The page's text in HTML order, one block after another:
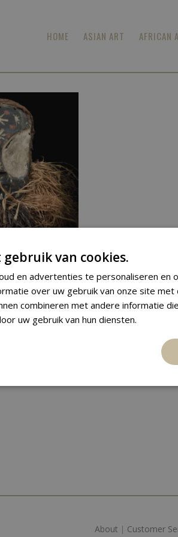
HOME ASIAN ART AFRICAN
,Masks
WOOD – ITURI-
About | Customer
van cookies.
en advertenties te personaliseren en
over uw gebruik van onze site
combineren met andere informatie
uw gebruik van hun diensten.